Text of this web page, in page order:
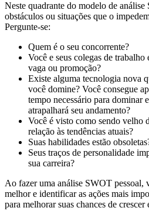
Neste quadrante do modelo de
obstáculos ou situações que o
Pergunte-se:
Quem é o seu concorrente?
Você e seus colegas de trabalho
vaga ou promoção?
Existe alguma tecnologia nova
você domine? Você consegue
tempo necessário para dominar
atrapalhará seu andamento?
Você é visto como sendo velho
relação às tendências atuais?
Suas habilidades estão
Seus traços de personalidade
sua carreira?
Ao fazer uma análise SWOT pessoal,
melhor e identificar as ações mais
para melhorar suas chances de